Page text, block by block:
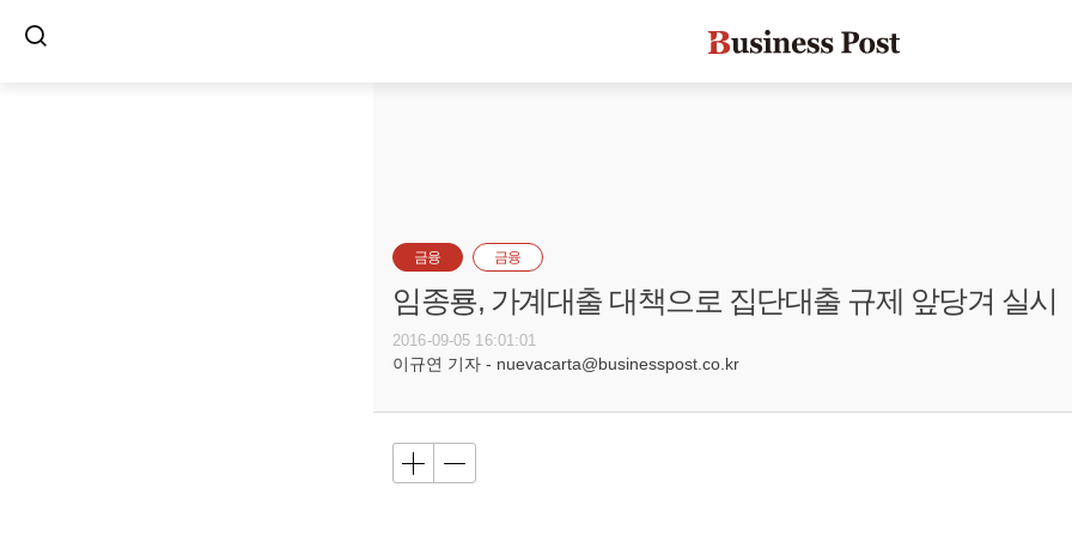
금융 금융
임종룡, 가계대출 대책으로 집단대출 규제 앞당겨 실시
2016-09-05 16:01:01
이규연 기자 - nuevacarta@businesspost.co.kr